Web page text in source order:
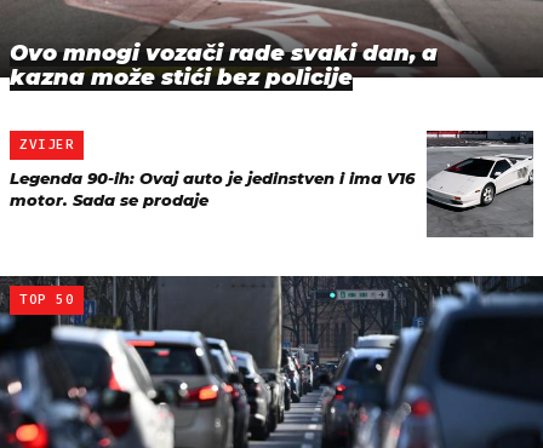
Ovo mnogi vozači rade svaki dan, a
kazna može stići bez policije
ZVIJER
Legenda 90-ih: Ovaj auto je jedinstven i ima V16
motor. Sada se prodaje
TOP 50